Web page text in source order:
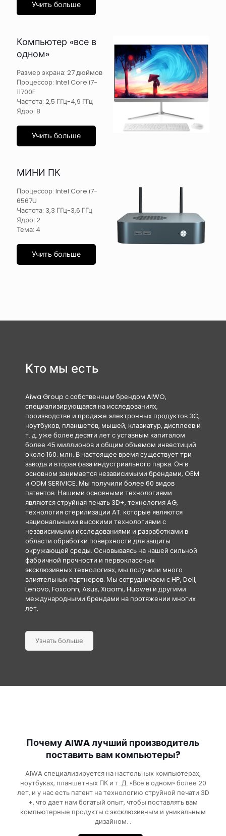
Учить больше
Компьютер «все в
одном»
Размер экрана: 27 дюймов
Процессор: Intel Core i7-
11700F
Частота: 2,5 ГГц-4,9 ГГц
Ядро: 8
Учить больше
МИНИ ПК
Процессор: Intel Core i7-
6567U
Частота: 3,3 ГГц-3,6 ГГц
Ядро: 2
Тема: 4
Учить больше
Кто мы есть
Aiwa Group с собственным брендом AIWO,
специализирующаяся на исследованиях,
производстве и продаже электронных продуктов 3C,
ноутбуков, планшетов, мышей, клавиатур, дисплеев и
т. д. уже более десяти лет с уставным капиталом
более 45 миллионов и общим объемом инвестиций
около 160. млн. В настоящее время существует три
завода и вторая фаза индустриального парка. Он в
основном занимается независимыми брендами, OEM
и ODM SERIVICE. Мы получили более 60 видов
патентов. Нашими основными технологиями
являются струйная печать 3D+, технология AG,
технология стерилизации AT. которые являются
национальными высокими технологиями с
независимыми исследованиями и разработками в
области обработки поверхности для защиты
окружающей среды. Основываясь на нашей сильной
фабричной прочности и первоклассных
эксклюзивных технологиях, мы получили много
влиятельных партнеров. Мы сотрудничаем с HP, Dell,
Lenovo, Foxconn, Asus, Xiaomi, Huawei и другими
международными брендами на протяжении многих
лет.
Узнать больше
Почему AIWA лучший производитель
поставить вам компьютеры?
AIWA специализируется на настольных компьютерах,
ноутбуках, планшетных ПК и т. Д. «Все в одном» более 20
лет, и у нас есть патент на технологию струйной печати 3D
+, что дает нам богатый опыт, чтобы поставлять вам
компьютерные продукты с эксклюзивным и уникальным
дизайном. .